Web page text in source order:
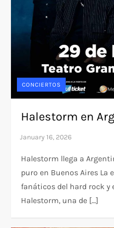
CONCIERTOS
Halestorm en
Halestorm llega a
puro en Buenos Aires La
fanáticos del hard rock y
Halestorm, una de […]